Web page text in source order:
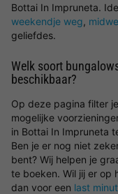
Bottai In Impruneta.
weekendje weg,
geliefdes.
Welk soort
beschikbaar?
Op deze pagina filter
mogelijke
in Bottai In Impruneta
Ben je er nog niet
bent? Wij helpen je
te boeken. Wil jij er op
dan voor een last